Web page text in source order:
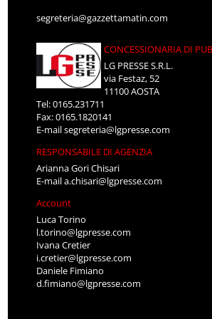
segreteria@gazzettamatin.com
CONCESSIONARIA DI
LG PRESSE S.R.L.
via Festaz, 52
11100 AOSTA
Tel: 0165.231711
Fax: 0165.1820141
E-mailsegreteria@lgpresse.com
RESPONSABILE DI AGENZIA
Arianna Gori Chisari
E-maila.chisari@lgpresse.com
Account
Luca Torino
l.torino@lgpresse.com
Ivana Cretier
i.cretier@lgpresse.com
Daniele Fimiano
d.fimiano@lgpresse.com